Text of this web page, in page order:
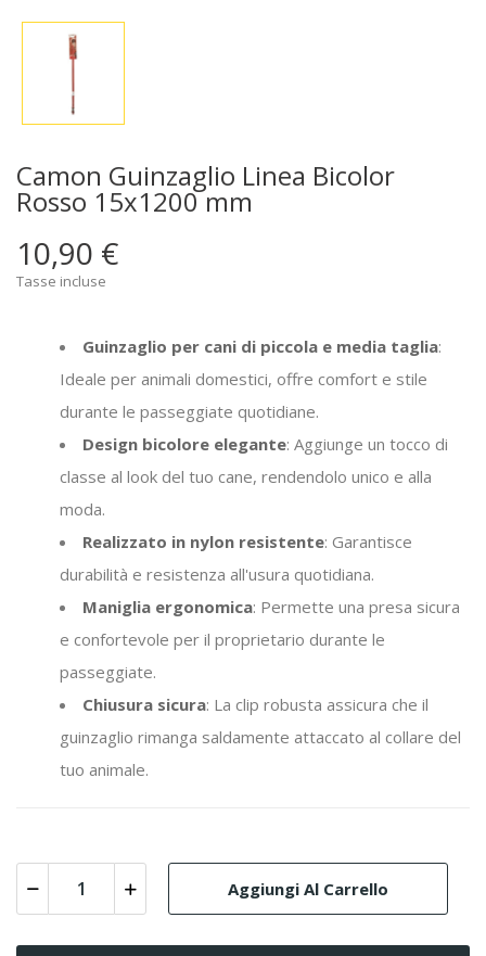
Camon Guinzaglio Linea Bicolor
Rosso 15x1200 mm
10,90 €
Tasse incluse
Guinzaglio per cani di piccola e media taglia:
Ideale per animali domestici, offre comfort e stile
durante le passeggiate quotidiane.
Design bicolore elegante: Aggiunge un tocco di
classe al look del tuo cane, rendendolo unico e alla
moda.
Realizzato in nylon resistente: Garantisce
durabilità e resistenza all'usura quotidiana.
Maniglia ergonomica: Permette una presa sicura
e confortevole per il proprietario durante le
passeggiate.
Chiusura sicura: La clip robusta assicura che il
guinzaglio rimanga saldamente attaccato al collare del
tuo animale.
Aggiungi Al Carrello